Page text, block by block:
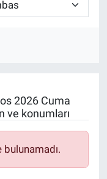
2026 Cuma
ve konumları